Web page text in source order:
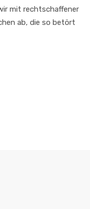
mit rechtschaffener
ab, die so betört